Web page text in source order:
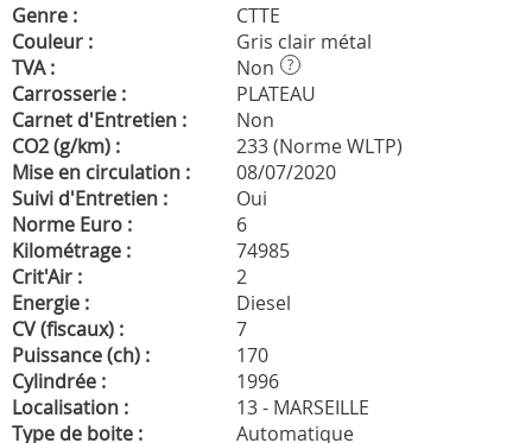
Genre :
CTTE
Couleur :
Gris clair métal
TVA :
Non ?
Carrosserie :
PLATEAU
Carnet d'Entretien :
Non
CO2 (g/km) :
233 (Norme WLTP)
Mise en circulation :
08/07/2020
Suivi d'Entretien :
Oui
Norme Euro :
6
Kilométrage :
74985
Crit'Air :
2
Energie :
Diesel
CV (fiscaux) :
7
Puissance (ch) :
170
Cylindrée :
1996
Localisation :
13 - MARSEILLE
Type de boite :
Automatique